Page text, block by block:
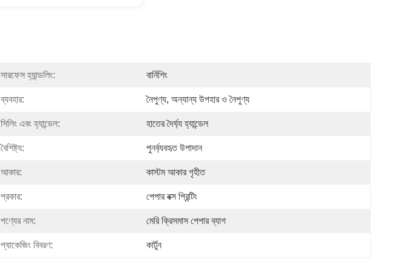
সারফেস হ্যান্ডলিং: বার্নিশিং
ব্যবহার: নৈপুণ্য, অন্যান্য উপহার ও নৈপুণ্য
সিলিং এবং হ্যান্ডেল: হাতের দৈর্ঘ্য হ্যান্ডেল
বৈশিষ্ট্য: পুনর্ব্যবহৃত উপাদান
আকার: কাস্টম আকার গৃহীত
প্রকার: পেপার বক্স প্রিন্টিং
পণ্যের নাম: মেরি ক্রিসমাস পেপার ব্যাগ
প্যাকেজিং বিবরণ: কার্টুন